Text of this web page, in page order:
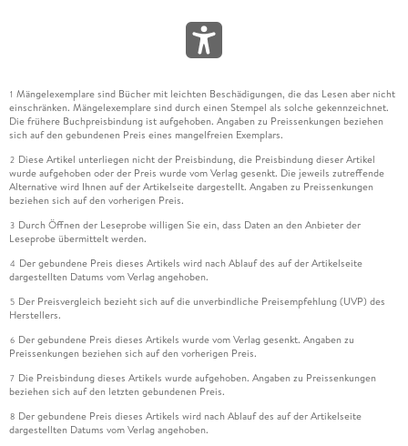
1 Mängelexemplare sind Bücher mit leichten Beschädigungen, die das Lesen aber nicht
einschränken. Mängelexemplare sind durch einen Stempel als solche gekennzeichnet.
Die frühere Buchpreisbindung ist aufgehoben. Angaben zu Preissenkungen beziehen
sich auf den gebundenen Preis eines mangelfreien Exemplars.
2 Diese Artikel unterliegen nicht der Preisbindung, die Preisbindung dieser Artikel
wurde aufgehoben oder der Preis wurde vom Verlag gesenkt. Die jeweils zutreffende
Alternative wird Ihnen auf der Artikelseite dargestellt. Angaben zu Preissenkungen
beziehen sich auf den vorherigen Preis.
3 Durch Öffnen der Leseprobe willigen Sie ein, dass Daten an den Anbieter der
Leseprobe übermittelt werden.
4 Der gebundene Preis dieses Artikels wird nach Ablauf des auf der Artikelseite
dargestellten Datums vom Verlag angehoben.
5 Der Preisvergleich bezieht sich auf die unverbindliche Preisempfehlung (UVP) des
Herstellers.
6 Der gebundene Preis dieses Artikels wurde vom Verlag gesenkt. Angaben zu
Preissenkungen beziehen sich auf den vorherigen Preis.
7 Die Preisbindung dieses Artikels wurde aufgehoben. Angaben zu Preissenkungen
beziehen sich auf den letzten gebundenen Preis.
8 Der gebundene Preis dieses Artikels wird nach Ablauf des auf der Artikelseite
dargestellten Datums vom Verlag angehoben.